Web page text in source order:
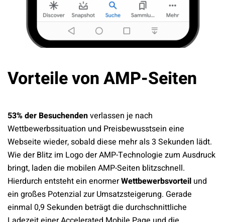
Vorteile von AMP-Seiten
53% der Besuchendenverlassen je nach
Wettbewerbssituation und Preisbewusstsein eine
Webseite wieder, sobald diese mehr als 3 Sekunden lädt.
Wie der Blitz im Logo der AMP-Technologie zum Ausdruck
bringt, laden die mobilen AMP-Seiten blitzschnell.
Hierdurch entsteht ein enormerWettbewerbsvorteil und
ein großes Potenzial zur Umsatzsteigerung. Gerade
einmal 0,9 Sekunden beträgt die durchschnittliche